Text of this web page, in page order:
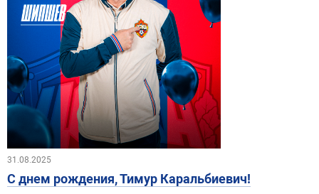
31.08.2025
С днем рождения, Тимур Каральбиевич!